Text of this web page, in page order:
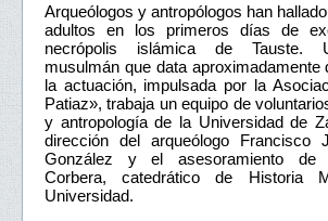
Arqueólogos y antropólogos han
adultos en los primeros días de
necrópolis islámica de Tauste.
musulmán que data aproximadamente
la actuación, impulsada por la
Patiaz», trabaja un equipo de
y antropología de la Universidad de
dirección del arqueólogo Francisco
González y el asesoramiento de
Corbera, catedrático de Historia
Universidad.